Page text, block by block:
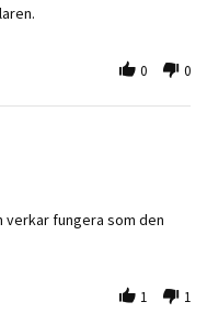
0 0
fungera som den
1 1